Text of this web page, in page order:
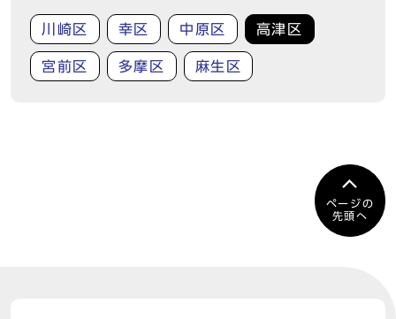
川崎区 幸区 中原区 高津区
宮前区 多摩区 麻生区
ページの
先頭へ